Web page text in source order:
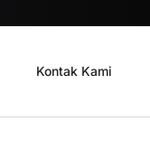
Kontak Kami